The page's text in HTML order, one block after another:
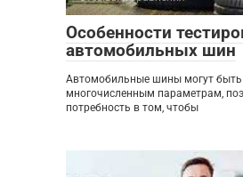
Особенности
автомобильных шин
Автомобильные шины могут
многочисленным параметрам,
потребность в том, чтобы